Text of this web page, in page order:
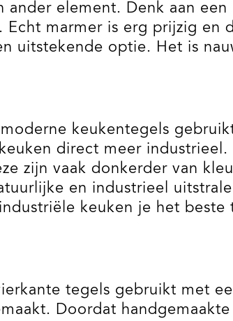
element. Denk aan
marmer is erg prijzig en
uitstekende optie. Het is
keukentegels
direct meer
zijn vaak donkerder van
en industrieel
keuken je het
tegels gebruikt met
Doordat